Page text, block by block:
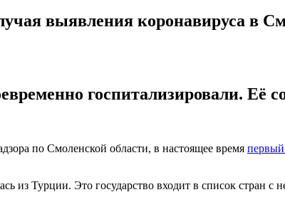
выявления коронавируса в
госпитализировали. Её
по Смоленской области, в настоящее время
из Турции. Это государство входит в список стран